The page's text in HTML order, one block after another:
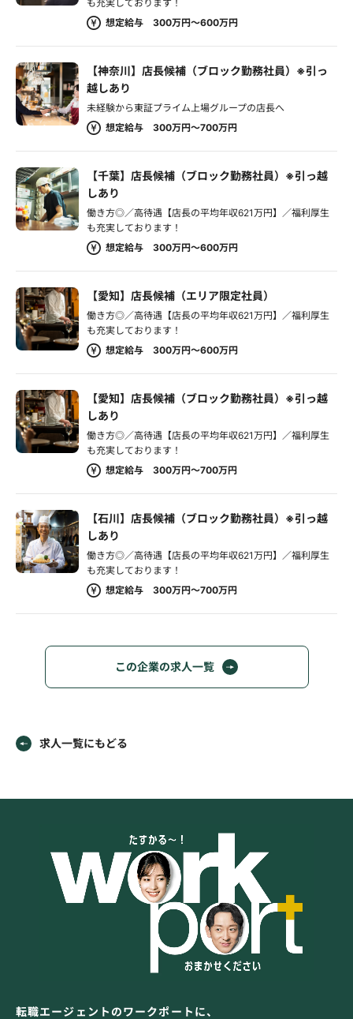
も充実しております！
想定給与 300万円～600万円
【神奈川】店長候補（ブロック勤務社員）※引っ
越しあり
未経験から東証プライム上場グループの店長へ
想定給与 300万円～700万円
【千葉】店長候補（ブロック勤務社員）※引っ越
しあり
働き方◎／高待遇【店長の平均年収621万円】／福利厚生
も充実しております！
想定給与 300万円～600万円
【愛知】店長候補（エリア限定社員）
働き方◎／高待遇【店長の平均年収621万円】／福利厚生
も充実しております！
想定給与 300万円～600万円
【愛知】店長候補（ブロック勤務社員）※引っ越
しあり
働き方◎／高待遇【店長の平均年収621万円】／福利厚生
も充実しております！
想定給与 300万円～700万円
【石川】店長候補（ブロック勤務社員）※引っ越
しあり
働き方◎／高待遇【店長の平均年収621万円】／福利厚生
も充実しております！
想定給与 300万円～700万円
この企業の求人一覧
求人一覧にもどる
転職エージェントのワークポートに、